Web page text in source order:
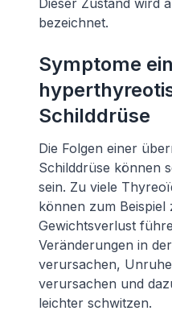
Dieser Zustand wird
bezeichnet.
Symptome
Schilddrüse
Die Folgen einer
Schilddrüse können
sein. Zu viele
können zum Beispiel
Gewichtsverlust
Veränderungen in
verursachen,
verursachen und
leichter schwitzen.